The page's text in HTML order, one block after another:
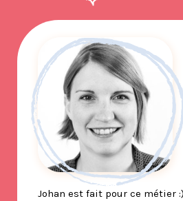
Johan est fait pour ce métier